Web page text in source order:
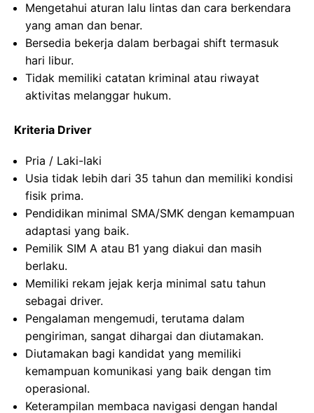
Mengetahui aturan lalu lintas dan cara berkendara
yang aman dan benar.
Bersedia bekerja dalam berbagai shift termasuk
hari libur.
Tidak memiliki catatan kriminal atau riwayat
aktivitas melanggar hukum.
Kriteria Driver
Pria / Laki-laki
Usia tidak lebih dari 35 tahun dan memiliki kondisi
fisik prima.
Pendidikan minimal SMA/SMK dengan kemampuan
adaptasi yang baik.
Pemilik SIM A atau B1 yang diakui dan masih
berlaku.
Memiliki rekam jejak kerja minimal satu tahun
sebagai driver.
Pengalaman mengemudi, terutama dalam
pengiriman, sangat dihargai dan diutamakan.
Diutamakan bagi kandidat yang memiliki
kemampuan komunikasi yang baik dengan tim
operasional.
Keterampilan membaca navigasi dengan handal